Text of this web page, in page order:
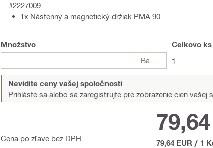
#2227009
1x Nástenný a magnetický držiak PMA 90
Množstvo
Celkovo ks
1
Nevidíte ceny vašej spoločnosti
Prihláste sa alebo sa zaregistrujte pre zobrazenie cien vašej
Cena po zľave bez DPH 79,64 EUR / 1